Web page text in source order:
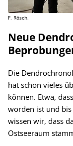
F. Rösch.
Neue
Die
hat schon vieles
können. Etwa,
worden ist und bis
wissen wir, dass
Ostseeraum